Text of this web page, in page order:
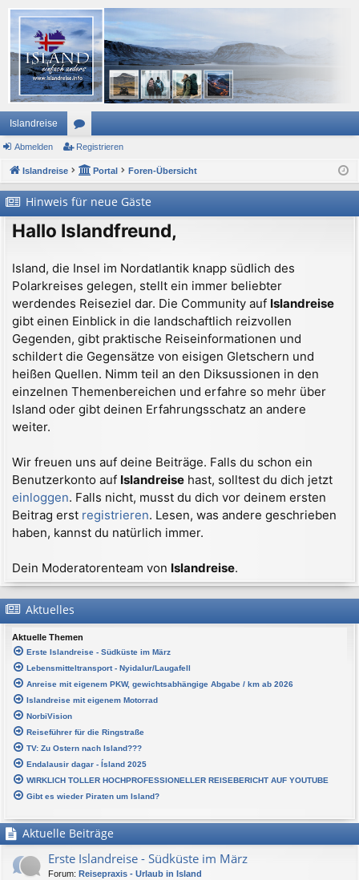
Islandreise
or
en
Abmelden Registrieren
Islandreise Portal Foren-Übersicht
Hinweis für neue Gäste
Hallo Islandfreund,
Island, die Insel im Nordatlantik knapp südlich des
Polarkreises gelegen, stellt ein immer beliebter
werdendes Reiseziel dar. Die Community auf Islandreise
gibt einen Einblick in die landschaftlich reizvollen
Gegenden, gibt praktische Reiseinformationen und
schildert die Gegensätze von eisigen Gletschern und
heißen Quellen. Nimm teil an den Diksussionen in den
einzelnen Themenbereichen und erfahre so mehr über
Island oder gibt deinen Erfahrungsschatz an andere
weiter.
Wir freuen uns auf deine Beiträge. Falls du schon ein
Benutzerkonto auf Islandreise hast, solltest du dich jetzt
einloggen. Falls nicht, musst du dich vor deinem ersten
Beitrag erst registrieren. Lesen, was andere geschrieben
haben, kannst du natürlich immer.
Dein Moderatorenteam von Islandreise.
Aktuelles
Aktuelle Themen
Erste Islandreise - Südküste im März
Lebensmitteltransport - Nyidalur/Laugafell
Anreise mit eigenem PKW, gewichtsabhängige Abgabe / km ab 2026
Islandreise mit eigenem Motorrad
NorbiVision
Reiseführer für die Ringstraße
TV: Zu Ostern nach Island???
Endalausir dagar - Ísland 2025
WIRKLICH TOLLER HOCHPROFESSIONELLER REISEBERICHT AUF YOUTUBE
Gibt es wieder Piraten um Island?
Aktuelle Beiträge
Erste Islandreise - Südküste im März
Forum: Reisepraxis - Urlaub in Island